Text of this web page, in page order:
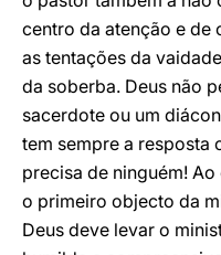
centro da atenção e de
as tentações da
da soberba. Deus não
sacerdote ou um
tem sempre a resposta
precisa de ninguém!
o primeiro objecto da
Deus deve levar o